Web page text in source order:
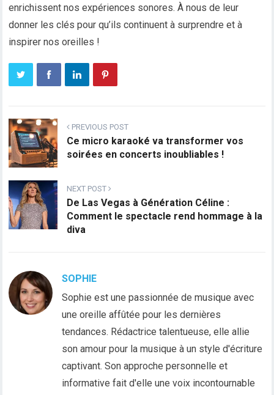
enrichissent nos expériences sonores. À nous de leur
donner les clés pour qu’ils continuent à surprendre et à
inspirer nos oreilles !
PREVIOUS POST
Ce micro karaoké va transformer vos
soirées en concerts inoubliables !
NEXT POST
De Las Vegas à Génération Céline :
Comment le spectacle rend hommage à la
diva
SOPHIE
Sophie est une passionnée de musique avec
une oreille affûtée pour les dernières
tendances. Rédactrice talentueuse, elle allie
son amour pour la musique à un style d'écriture
captivant. Son approche personnelle et
informative fait d'elle une voix incontournable